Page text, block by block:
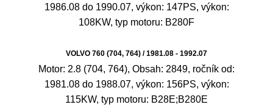
1986.08 do 1990.07, výkon: 147PS, výkon:
108KW, typ motoru: B280F
VOLVO 760 (704, 764) / 1981.08 - 1992.07
Motor: 2.8 (704, 764), Obsah: 2849, ročník od:
1981.08 do 1988.07, výkon: 156PS, výkon:
115KW, typ motoru: B28E;B280E